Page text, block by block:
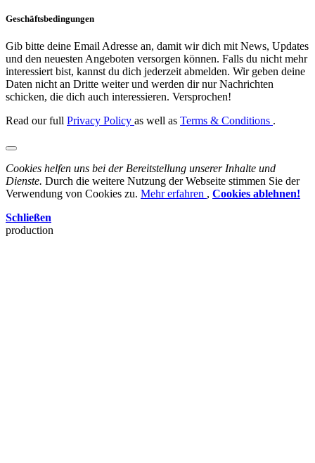
Geschäftsbedingungen
Gib bitte deine Email Adresse an, damit wir dich mit News, Updates
und den neuesten Angeboten versorgen können. Falls du nicht mehr
interessiert bist, kannst du dich jederzeit abmelden. Wir geben deine
Daten nicht an Dritte weiter und werden dir nur Nachrichten
schicken, die dich auch interessieren. Versprochen!
Read our full Privacy Policy as well as Terms & Conditions .
Cookies helfen uns bei der Bereitstellung unserer Inhalte und
Dienste. Durch die weitere Nutzung der Webseite stimmen Sie der
Verwendung von Cookies zu. Mehr erfahren , Cookies ablehnen!
Schließen
production